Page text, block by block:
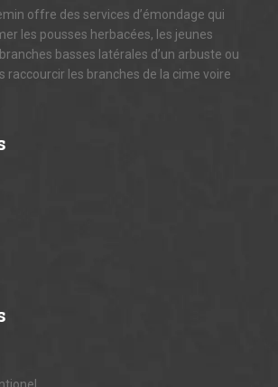
offre des services d’émondage qui
les pousses herbacées, les jeunes
basses latérales d’un arbuste ou
raccourcir les branches de la cime voire